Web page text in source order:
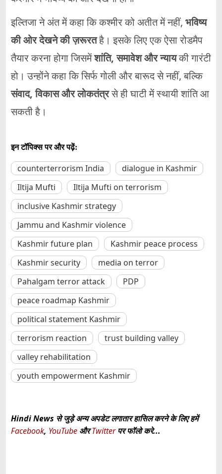
इल्तिजा ने अंत में कहा कि कश्मीर को अतीत में नहीं, भविष्य
की ओर देखने की ज़रूरतहै। इसके लिए एक ऐसा रोडमैप
तैयार करना होगा जिसमेंशांति, समावेश और न्यायकी गारंटी
हो। उन्होंने कहा कि सिर्फ गोली और बारूद से नहीं, बल्कि
संवाद, विकास और लोकतंत्रसे ही घाटी में स्थायी शांति आ
सकती है।
इन टॉपिक्स पर और पढ़ें:
counterterrorism India
dialogue in Kashmir
Iltija Mufti
Iltija Mufti on terrorism
inclusive Kashmir strategy
Jammu and Kashmir violence
Kashmir future plan
Kashmir peace process
Kashmir security
media on terror
Pahalgam terror attack
PDP
peace roadmap Kashmir
political statement Kashmir
terrorism reaction
trust building valley
valley rehabilitation
youth empowerment Kashmir
Hindi News से जुड़े अन्य अपडेट लगातार हासिल करने के लिए हमें
Facebook, YouTube औरTwitterपर फॉलो करे...